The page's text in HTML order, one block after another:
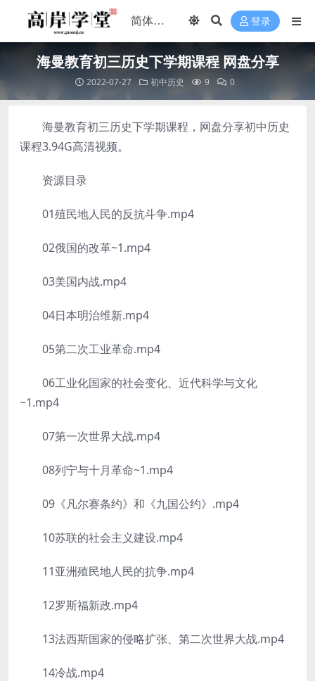
登录
海曼教育初三历史下学期课程 网盘分享
2022-07-27 初中历史 9 0
海曼教育初三历史下学期课程，网盘分享初中历史
课程3.94G高清视频。
资源目录
01殖民地人民的反抗斗争.mp4
02俄国的改革~1.mp4
03美国内战.mp4
04日本明治维新.mp4
05第二次工业革命.mp4
06工业化国家的社会变化、近代科学与文化
~1.mp4
07第一次世界大战.mp4
08列宁与十月革命~1.mp4
09《凡尔赛条约》和《九国公约》.mp4
10苏联的社会主义建设.mp4
11亚洲殖民地人民的抗争.mp4
12罗斯福新政.mp4
13法西斯国家的侵略扩张、第二次世界大战.mp4
14冷战.mp4